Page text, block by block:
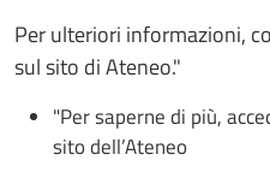
Per ulteriori informazioni,
sul sito di Ateneo."
"Per saperne di più,
sito dell’Ateneo